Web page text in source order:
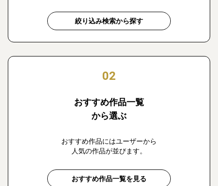
絞り込み検索から探す
02
おすすめ作品一覧
から選ぶ
おすすめ作品にはユーザーから
人気の作品が並びます。
おすすめ作品一覧を見る